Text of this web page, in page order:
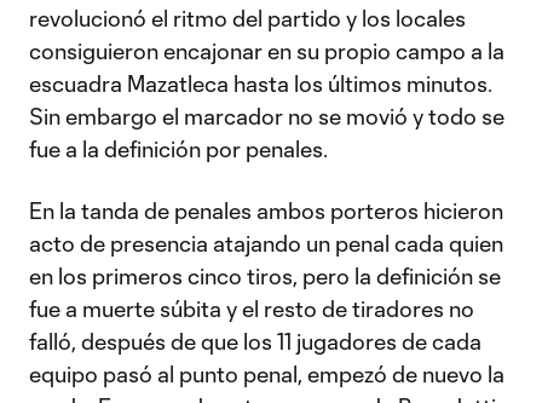
revolucionó el ritmo del partido y los locales
consiguieron encajonar en su propio campo a la
escuadra Mazatleca hasta los últimos minutos.
Sin embargo el marcador no se movió y todo se
fue a la definición por penales.
En la tanda de penales ambos porteros hicieron
acto de presencia atajando un penal cada quien
en los primeros cinco tiros, pero la definición se
fue a muerte súbita y el resto de tiradores no
falló, después de que los 11 jugadores de cada
equipo pasó al punto penal, empezó de nuevo la